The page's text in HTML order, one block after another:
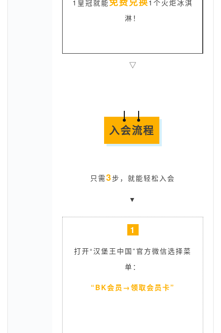
1皇冠就能
1个火炬冰淇
淋！
▽
入会流程
只需3步，就能轻松入会
▼
1
打开“汉堡王中国”官方微信选择菜
单：
“BK会员→领取会员卡”